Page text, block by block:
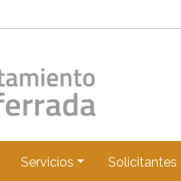
Servicios Solicitantes